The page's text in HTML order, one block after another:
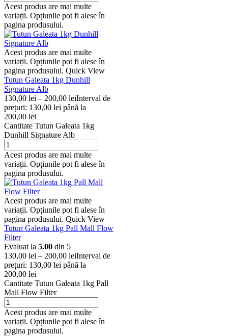
Acest produs are mai multe
variații. Opțiunile pot fi alese în
pagina produsului.
Acest produs are mai multe
variații. Opțiunile pot fi alese în
pagina produsului. Quick View
Tutun Galeata 1kg Dunhill
Signature Alb
130,00 lei – 200,00 leiInterval de
prețuri: 130,00 lei până la
200,00 lei
Cantitate Tutun Galeata 1kg
Dunhill Signature Alb
Acest produs are mai multe
variații. Opțiunile pot fi alese în
pagina produsului.
Acest produs are mai multe
variații. Opțiunile pot fi alese în
pagina produsului. Quick View
Tutun Galeata 1kg Pall Mall Flow
Filter
Evaluat la 5.00 din 5
130,00 lei – 200,00 leiInterval de
prețuri: 130,00 lei până la
200,00 lei
Cantitate Tutun Galeata 1kg Pall
Mall Flow Filter
Acest produs are mai multe
variații. Opțiunile pot fi alese în
pagina produsului.